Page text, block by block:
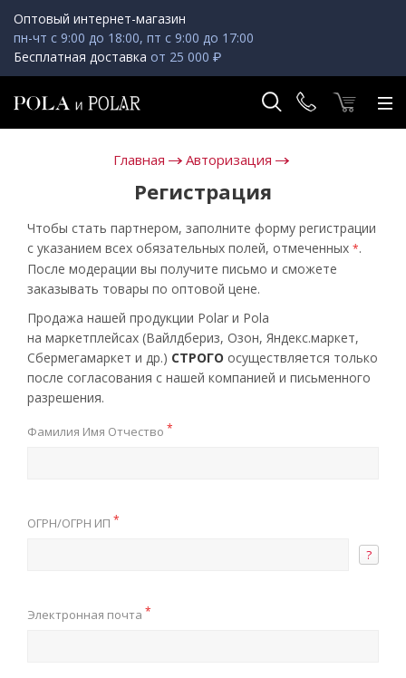
Оптовый интернет-магазин
пн-чт с 9:00 до 18:00, пт с 9:00 до 17:00
Бесплатная доставка от 25 000 ₽
Главная Авторизация
Регистрация
Чтобы стать партнером, заполните форму регистрации
с указанием всех обязательных полей, отмеченных *.
После модерации вы получите письмо и сможете
заказывать товары по оптовой цене.
Продажа нашей продукции Polar и Pola
на маркетплейсах (Вайлдбериз, Озон, Яндекс.маркет,
Сбермегамаркет и др.) СТРОГО осуществляется только
после согласования с нашей компанией и письменного
разрешения.
Фамилия Имя Отчество *
ОГРН/ОГРН ИП *
?
Электронная почта *